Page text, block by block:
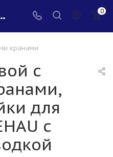
подводкой - купить в интернет-магазине Santeh-svar 0
кранами
с
для
с